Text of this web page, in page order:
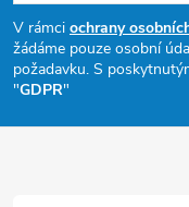
p
a
t
V rámci ochrany
žádáme pouze osobní
požadavku. S
"GDPR"